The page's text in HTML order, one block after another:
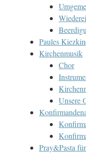
Paules
Kirchenmusik
Chor
Unsere
Pray&Pasta